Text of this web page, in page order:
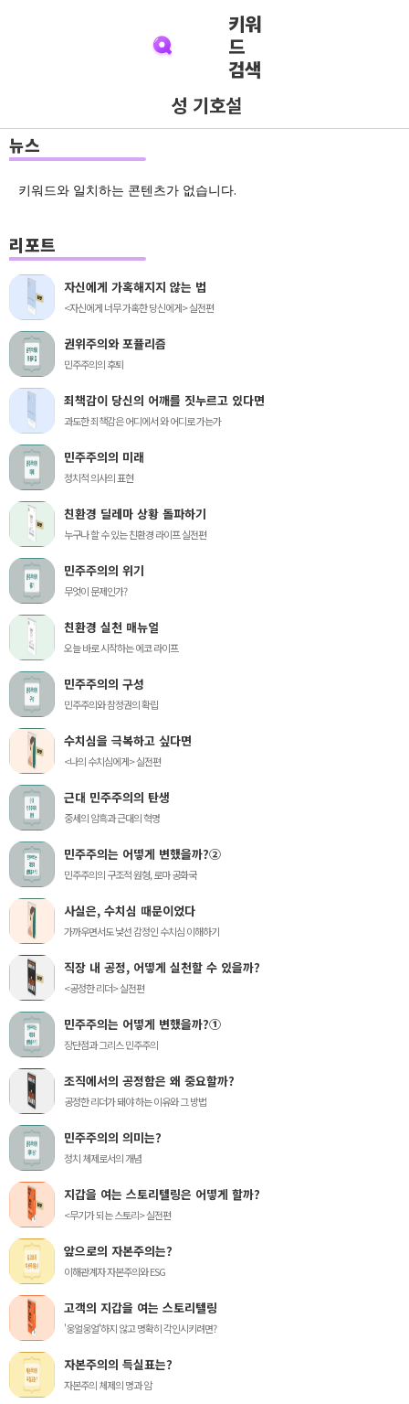
키워
드
검색
성 기호설
뉴스
키워드와 일치하는 콘텐츠가 없습니다.
리포트
자신에게 가혹해지지 않는 법
<자신에게 너무 가혹한 당신에게> 실전편
권위주의와 포퓰리즘
민주주의의 후퇴
죄책감이 당신의 어깨를 짓누르고 있다면
과도한 죄책감은 어디에서 와 어디로 가는가
민주주의의 미래
정치적 의사의 표현
친환경 딜레마 상황 돌파하기
누구나 할 수 있는 친환경 라이프 실전편
민주주의의 위기
무엇이 문제인가?
친환경 실천 매뉴얼
오늘 바로 시작하는 에코 라이프
민주주의의 구성
민주주의와 참정권의 확립
수치심을 극복하고 싶다면
<나의 수치심에게> 실전편
근대 민주주의의 탄생
중세의 암흑과 근대의 혁명
민주주의는 어떻게 변했을까?②
민주주의의 구조적 원형, 로마 공화국
사실은, 수치심 때문이었다
가까우면서도 낯선 감정인 수치심 이해하기
직장 내 공정, 어떻게 실천할 수 있을까?
<공정한 리더> 실전편
민주주의는 어떻게 변했을까?①
장단점과 그리스 민주주의
조직에서의 공정함은 왜 중요할까?
공정한 리더가 돼야 하는 이유와 그 방법
민주주의의 의미는?
정치 체제로서의 개념
지갑을 여는 스토리텔링은 어떻게 할까?
<무기가 되는 스토리> 실전편
앞으로의 자본주의는?
이해관계자 자본주의와 ESG
고객의 지갑을 여는 스토리텔링
'웅얼웅얼'하지 않고 명확히 각인시키려면?
자본주의의 득실표는?
자본주의 체제의 명과 암